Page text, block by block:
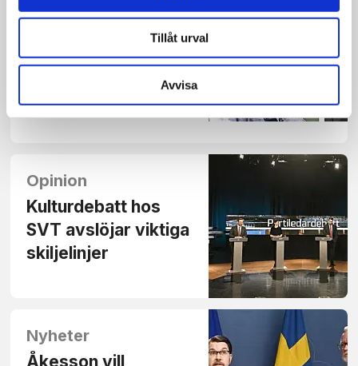
Tillåt urval
Avvisa
Åkesson backar upp
Jomshof efter
Muhammedtweet
Opinion
Kulturdebatt hos
SVT avslöjar viktiga
skiljelinjer
Nyheter
Åkesson vill